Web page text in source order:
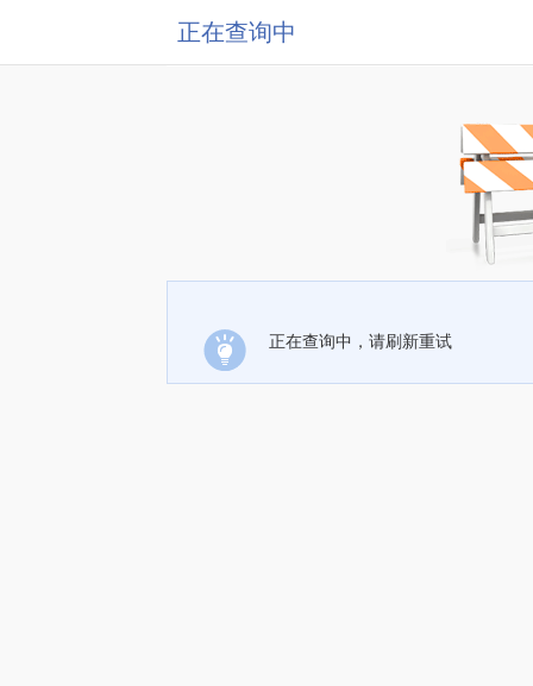
正在查询中
正在查询中，请刷新重试